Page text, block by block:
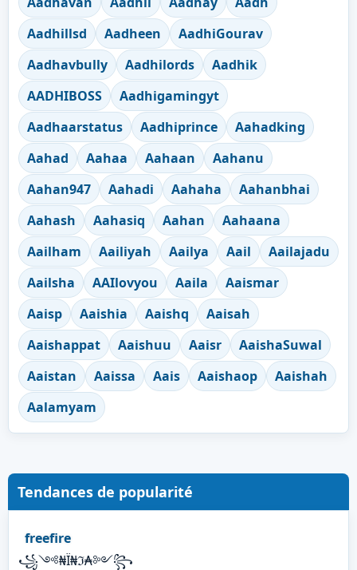
Aadhillsd
Aadheen
AadhiGourav
Aadhavbully
Aadhilords
Aadhik
AADHIBOSS
Aadhigamingyt
Aadhaarstatus
Aadhiprince
Aahadking
Aahad
Aahaa Aahaan
Aahanu
Aahan947
Aahadi Aahaha
Aahanbhai
Aahash
Aahasiq Aahan
Aahaana
Aailham
Aailiyah Aailya Aail
Aailajadu
Aailsha
AAIlovyou Aaila
Aaismar
Aaisp
Aaishia Aaishq
Aaisah
Aaishappat
Aaishuu Aaisr
AaishaSuwal
Aaistan
Aaissa Aais Aaishaop
Aaishah
Aalamyam
Tendances de popularité
freefire
꧁༺₦Ї₦ℑ₳༻꧂